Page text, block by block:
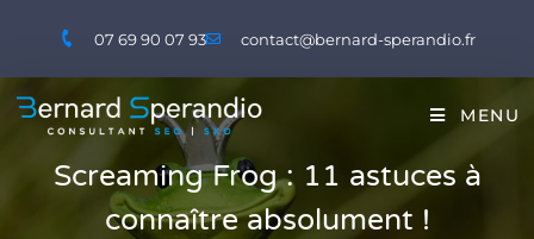
07 69 90 07 93 contact@bernard-sperandio.fr
MENU
Screaming Frog : 11 astuces à
connaître absolument !